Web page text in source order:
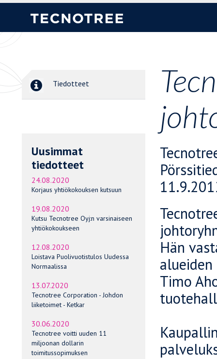
Tiedotteet
Uusimmat
tiedotteet
24.08.2020
Korjaus yhtiökokouksen kutsuun
19.08.2020
Kutsu Tecnotree Oyj:n varsinaiseen
yhtiökokoukseen
12.08.2020
Loistava Puolivuotistulos Uudessa
Normaalissa
13.07.2020
Tecnotree Corporation - Johdon
liiketoimet - Ketkar
30.06.2020
Tecnotree voitti uuden 11
miljoonan dollarin
toimitussopimuksen
Hän
Timo